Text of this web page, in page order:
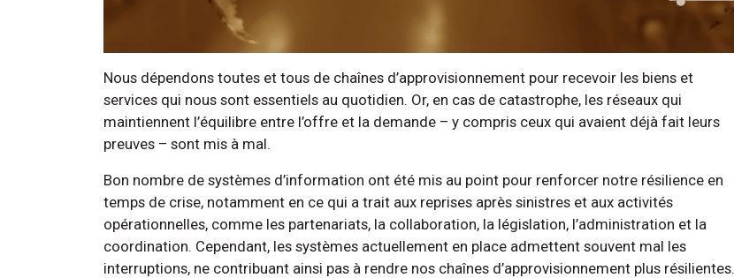
Nous dépendons toutes et tous de chaînes d’approvisionnement pour recevoir les biens et
services qui nous sont essentiels au quotidien. Or, en cas de catastrophe, les réseaux qui
maintiennent l’équilibre entre l’offre et la demande – y compris ceux qui avaient déjà fait leurs
preuves – sont mis à mal.
Bon nombre de systèmes d’information ont été mis au point pour renforcer notre résilience en
temps de crise, notamment en ce qui a trait aux reprises après sinistres et aux activités
opérationnelles, comme les partenariats, la collaboration, la législation, l’administration et la
coordination. Cependant, les systèmes actuellement en place admettent souvent mal les
interruptions, ne contribuant ainsi pas à rendre nos chaînes d’approvisionnement plus résilientes.